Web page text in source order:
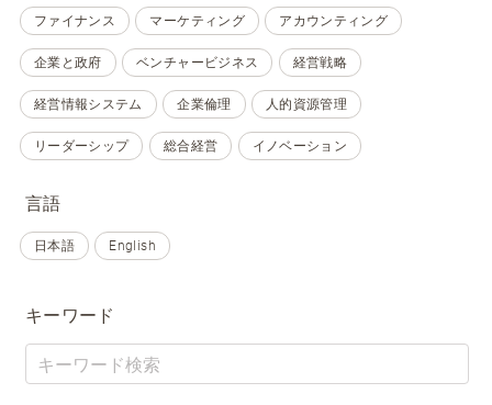
ファイナンス マーケティング アカウンティング
企業と政府 ベンチャービジネス 経営戦略
経営情報システム 企業倫理 人的資源管理
リーダーシップ 総合経営 イノベーション
言語
日本語 English
キーワード